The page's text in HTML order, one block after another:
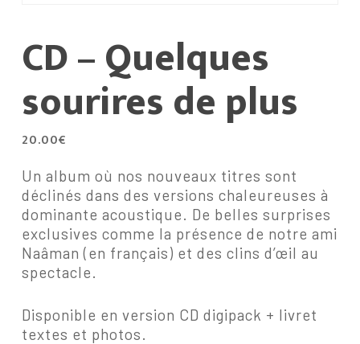
CD – Quelques
sourires de plus
20.00€
Un album où nos nouveaux titres sont
déclinés dans des versions chaleureuses à
dominante acoustique. De belles surprises
exclusives comme la présence de notre ami
Naâman (en français) et des clins d’œil au
spectacle.
Disponible en version CD digipack + livret
textes et photos.